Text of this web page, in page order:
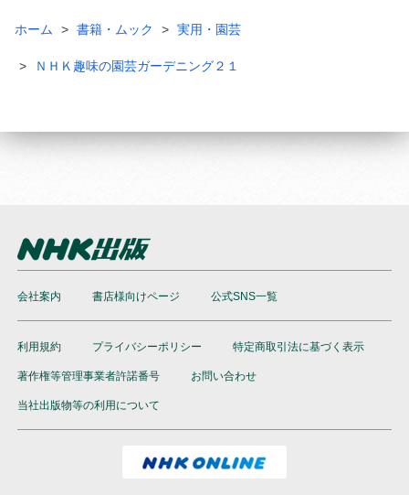
ホーム 書籍・ムック 実用・園芸
ＮＨＫ趣味の園芸ガーデニング２１
会社案内 書店様向けページ 公式SNS一覧
利用規約 プライバシーポリシー 特定商取引法に基づく表示
著作権等管理事業者許諾番号 お問い合わせ
当社出版物等の利用について